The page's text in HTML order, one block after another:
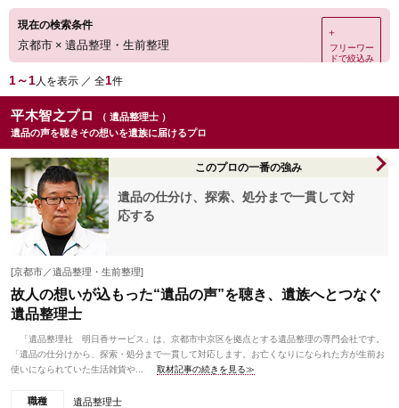
現在の検索条件
京都市 × 遺品整理・生前整理
＋
フリーワー
ドで絞込み
1～1人を表示 ／ 全1件
平木智之プロ
（ 遺品整理士 ）
遺品の声を聴きその想いを遺族に届けるプロ
このプロの一番の強み
遺品の仕分け、探索、処分まで一貫して対
応する
[京都市／遺品整理・生前整理]
故人の想いが込もった“遺品の声”を聴き、遺族へとつなぐ
遺品整理士
「遺品整理社 明日香サービス」は、京都市中京区を拠点とする遺品整理の専門会社です。
「遺品の仕分けから、探索・処分まで一貫して対応します。お亡くなりになられた方が生前お
使いになられていた生活雑貨や...
取材記事の続きを見る≫
職種 遺品整理士